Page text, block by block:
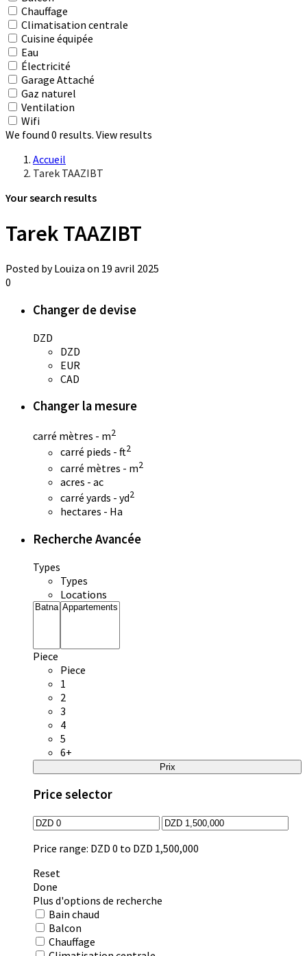
Chauffage
Climatisation centrale
Cuisine équipée
Eau
Électricité
Garage Attaché
Gaz naturel
Ventilation
Wifi
We found 0 results. View results
Accueil
Tarek TAAZIBT
Your search results
Tarek TAAZIBT
Posted by Louiza on 19 avril 2025
0
Changer de devise
DZD
DZD
EUR
CAD
Changer la mesure
carré mètres - m2
carré pieds - ft2
carré mètres - m2
acres - ac
carré yards - yd2
hectares - Ha
Recherche Avancée
Types
Types
Locations
Piece
Piece
1
2
3
4
5
6+
Prix
Price selector
Price range: DZD 0 to DZD 1,500,000
Reset
Done
Plus d'options de recherche
Bain chaud
Balcon
Chauffage